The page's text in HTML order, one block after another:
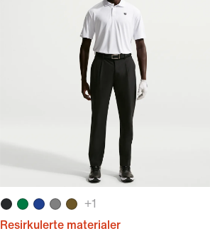
+1
Resirkulerte materialer